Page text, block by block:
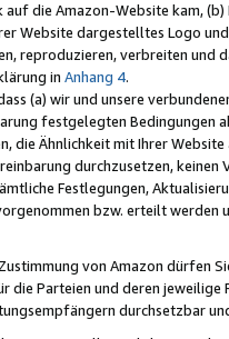
die Amazon-Website kam,
Website dargestelltes Logo
reproduzieren, verbreiten
in Anhang 4.
(a) wir und unsere
festgelegten
die Ähnlichkeit mit Ihrer
durchzusetzen,
Festlegungen,
bzw. erteilt
von Amazon dürfen
die Parteien und deren
durchsetzbar